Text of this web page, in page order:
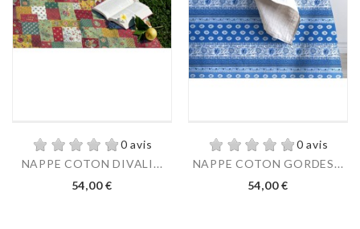
0 avis
NAPPE COTON DIVALI...
54,00 €
0 avis
NAPPE COTON GORDES...
54,00 €